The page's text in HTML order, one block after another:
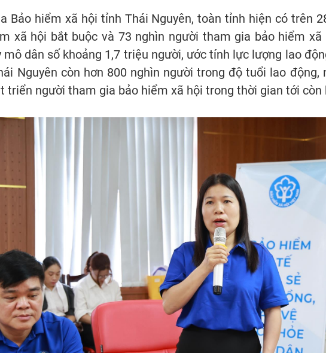
Bảo hiểm xã hội tỉnh Thái Nguyên, toàn tỉnh hiện có trên
xã hội bắt buộc và 73 nghìn người tham gia bảo hiểm xã
mô dân số khoảng 1,7 triệu người, ước tính lực lượng lao
Nguyên còn hơn 800 nghìn người trong độ tuổi lao động,
triển người tham gia bảo hiểm xã hội trong thời gian tới còn